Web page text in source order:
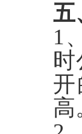
五
1
时
高